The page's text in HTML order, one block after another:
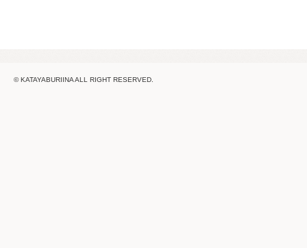
© KATAYABURIINA ALL RIGHT RESERVED.